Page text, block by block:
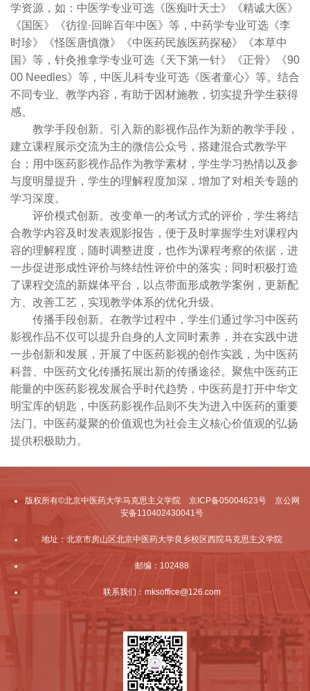
学资源，如：中医学专业可选《医痴叶天士》《精诚大医》
《国医》《彷徨·回眸百年中医》等，中药学专业可选《李
时珍》《怪医唐慎微》《中医药民族医药探秘》《本草中
国》等，针灸推拿学专业可选《天下第一针》《正骨》《90
00 Needles》等，中医儿科专业可选《医者童心》等。结合
不同专业、教学内容，有助于因材施教，切实提升学生获得
感。
教学手段创新。引入新的影视作品作为新的教学手段，
建立课程展示交流为主的微信公众号，搭建混合式教学平
台；用中医药影视作品作为教学素材，学生学习热情以及参
与度明显提升，学生的理解程度加深，增加了对相关专题的
学习深度。
评价模式创新。改变单一的考试方式的评价，学生将结
合教学内容及时发表观影报告，便于及时掌握学生对课程内
容的理解程度，随时调整进度，也作为课程考察的依据，进
一步促进形成性评价与终结性评价中的落实；同时积极打造
了课程交流的新媒体平台，以点带面形成教学案例，更新配
方、改善工艺，实现教学体系的优化升级。
传播手段创新。在教学过程中，学生们通过学习中医药
影视作品不仅可以提升自身的人文同时素养，并在实践中进
一步创新和发展，开展了中医药影视的创作实践，为中医药
科普、中医药文化传播拓展出新的传播途径。聚焦中医药正
能量的中医药影视发展合乎时代趋势，中医药是打开中华文
明宝库的钥匙，中医药影视作品则不失为进入中医药的重要
法门。中医药凝聚的价值观也为社会主义核心价值观的弘扬
提供积极助力。
版权所有©北京中医药大学马克思主义学院 京ICP备05004623号 京公网
安备110402430041号
地址：北京市房山区北京中医药大学良乡校区西院马克思主义学院
邮编：102488
联系我们：mksoffice@126.com